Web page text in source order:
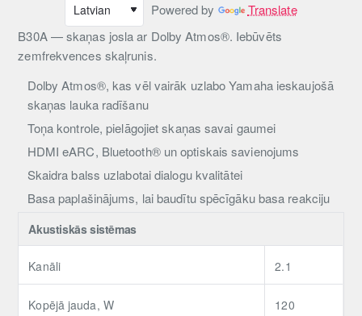
Powered by
Translate
B30A — skaņas josla ar Dolby Atmos®. Iebūvēts
zemfrekvences skaļrunis.
Dolby Atmos®, kas vēl vairāk uzlabo Yamaha ieskaujošā
skaņas lauka radīšanu
Toņa kontrole, pielāgojiet skaņas savai gaumei
HDMI eARC, Bluetooth® un optiskais savienojums
Skaidra balss uzlabotai dialogu kvalitātei
Basa paplašinājums, lai baudītu spēcīgāku basa reakciju
Akustiskās sistēmas
Kanāli 2.1
Kopējā jauda, ​​W 120